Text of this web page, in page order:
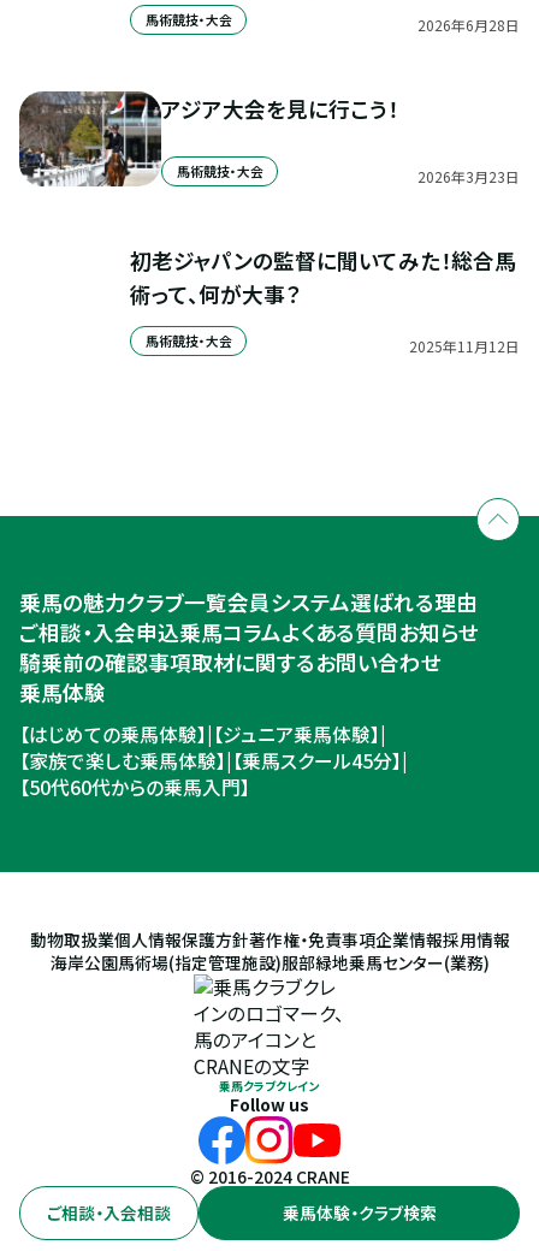
ご相談・入会相談 乗馬体験・クラブ検索
馬術競技・大会 2026年6月28日
アジア大会を見に行こう！
馬術競技・大会 2026年3月23日
初老ジャパンの監督に聞いてみた！総合馬
術って、何が大事？
馬術競技・大会 2025年11 月12日
入会のご相談・申込
ご相談・入会申込
乗馬の魅力クラブ一覧会員システム選ばれる理由
ご相談・入会申込乗馬コラムよくある質問お知らせ
騎乗前の確認事項取材に関するお問い合わせ
乗馬体験
【はじめての乗馬体験】| 【ジュニア乗馬体験】|
【家族で楽しむ乗馬体験】| 【乗馬スクール45分】|
【50代60代からの乗馬入門】
動物取扱業個人情報保護方針著作権・免責事項企業情報採用情報
海岸公園馬術場(指定管理施設)服部緑地乗馬センター(業務)
乗馬クラブクレイン
Follow us
© 2016-2024 CRANE